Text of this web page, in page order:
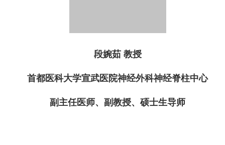
段婉茹 教授
首都医科大学宣武医院神经外科神经脊柱中心
副主任医师、副教授、硕士生导师